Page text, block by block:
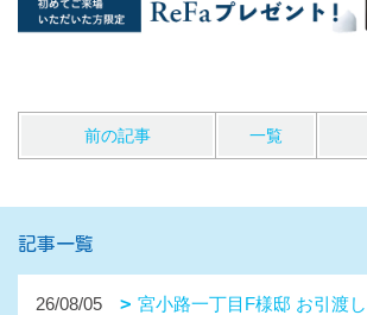
前の記事 一覧
記事一覧
26/08/05 宮小路一丁目F様邸 お引渡